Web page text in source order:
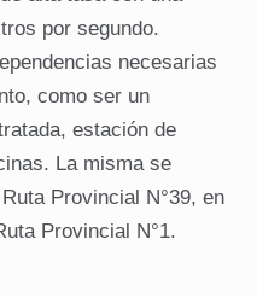
por segundo.
necesarias
como ser un
estación de
La misma se
Provincial N°39, en
Provincial N°1.